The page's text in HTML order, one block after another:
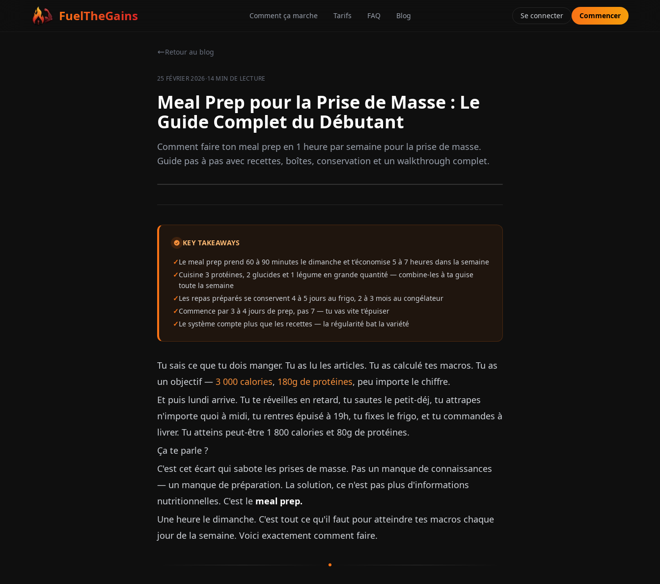
FuelTheGains Comment ça marche Tarifs FAQ Blog Se connecter Commencer
Retour au blog
25 FÉVRIER 2026·14 MIN DE LECTURE
Meal Prep pour la Prise de Masse : Le
Guide Complet du Débutant
Comment faire ton meal prep en 1 heure par semaine pour la prise de masse.
Guide pas à pas avec recettes, boîtes, conservation et un walkthrough complet.
KEY TAKEAWAYS
Le meal prep prend 60 à 90 minutes le dimanche et t'économise 5 à 7 heures dans la semaine
Cuisine 3 protéines, 2 glucides et 1 légume en grande quantité — combine-les à ta guise
toute la semaine
Les repas préparés se conservent 4 à 5 jours au frigo, 2 à 3 mois au congélateur
Commence par 3 à 4 jours de prep, pas 7 — tu vas vite t'épuiser
Le système compte plus que les recettes — la régularité bat la variété
Tu sais ce que tu dois manger. Tu as lu les articles. Tu as calculé tes macros. Tu as
un objectif — 3 000 calories, 180g de protéines, peu importe le chiffre.
Et puis lundi arrive. Tu te réveilles en retard, tu sautes le petit-déj, tu attrapes
n'importe quoi à midi, tu rentres épuisé à 19h, tu fixes le frigo, et tu commandes à
livrer. Tu atteins peut-être 1 800 calories et 80g de protéines.
Ça te parle ?
C'est cet écart qui sabote les prises de masse. Pas un manque de connaissances
— un manque de préparation. La solution, ce n'est pas plus d'informations
nutritionnelles. C'est le meal prep.
Une heure le dimanche. C'est tout ce qu'il faut pour atteindre tes macros chaque
jour de la semaine. Voici exactement comment faire.